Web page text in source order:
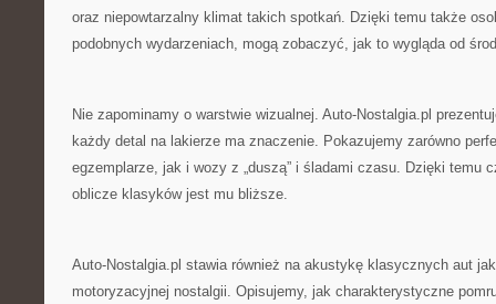
oraz niepowtarzalny klimat takich spotkań. Dzięki temu także
podobnych wydarzeniach, mogą zobaczyć, jak to wygląda od
Nie zapominamy o warstwie wizualnej. Auto-Nostalgia.pl
każdy detal na lakierze ma znaczenie. Pokazujemy zarówno
egzemplarze, jak i wozy z „duszą” i śladami czasu. Dzięki temu
oblicze klasyków jest mu bliższe.
Auto-Nostalgia.pl stawia również na akustykę klasycznych aut
motoryzacyjnej nostalgii. Opisujemy, jak charakterystyczne